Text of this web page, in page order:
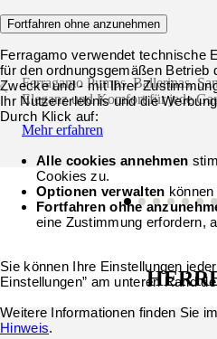
Schuhe
Ferragamo Pumps, Ballerinas,
Eleganz und Komfort für jede
Mehr erfahren
Fortfahren ohne anzunehmen
Ferragamo verwendet technische
für den ordnungsgemäßen Betrieb
Zwecke und - mit Ihrer
Ihr Nutzererlebnis und die
Durch Klick auf:
Alle cookies annehmen
Cookies zu.
Optionen verwalten
Fortfahren ohne
eine Zustimmung erfordern,
Sie können Ihre Einstellungen
Einstellungen” am unteren Rand
Weitere Informationen finden Sie im
Hinweis.